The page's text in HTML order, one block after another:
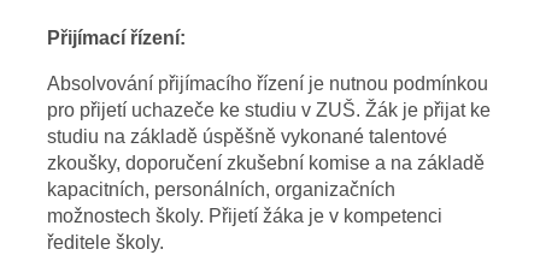
Přijímací řízení:
Absolvování přijímacího řízení je nutnou podmínkou
pro přijetí uchazeče ke studiu v ZUŠ. Žák je přijat ke
studiu na základě úspěšně vykonané talentové
zkoušky, doporučení zkušební komise a na základě
kapacitních, personálních, organizačních
možnostech školy. Přijetí žáka je v kompetenci
ředitele školy.